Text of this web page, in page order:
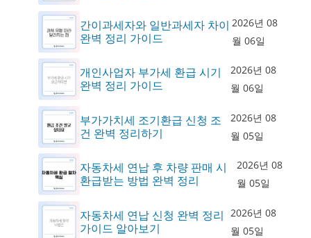
간이과세자와 일반과세자 차이
완벽 정리 가이드
2026년 08
월 06일
개인사업자 부가세 환급 시기
완벽 정리 가이드
2026년 08
월 06일
부가가치세 조기환급 신청 조
건 완벽 정리하기
2026년 08
월 05일
자동차세 연납 후 차량 판매 시
환급받는 방법 완벽 정리
2026년 08
월 05일
자동차세 연납 신청 완벽 정리
가이드 알아보기
2026년 08
월 05일